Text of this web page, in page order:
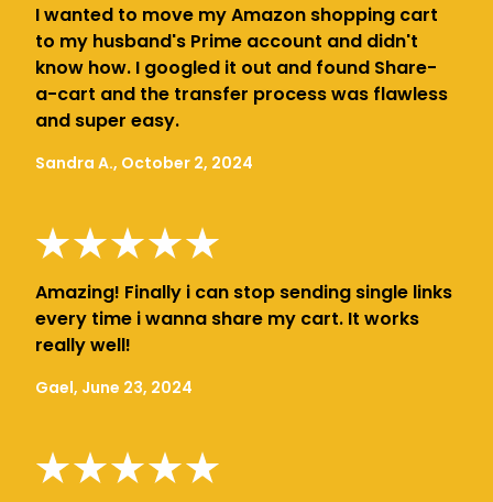
I wanted to move my Amazon shopping cart
to my husband's Prime account and didn't
know how. I googled it out and found Share-
a-cart and the transfer process was flawless
and super easy.
Sandra A., October 2, 2024
Amazing! Finally i can stop sending single links
every time i wanna share my cart. It works
really well!
Gael, June 23, 2024